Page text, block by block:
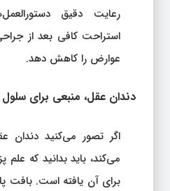
رعایت دقیق
استراحت کافی بعد از
عوارض را کاهش دهد.
دندان عقل، منبعی برای
اگر تصور می‌کنید دندان
می‌کند، باید بدانید که علم
برای آن یافته است. بافت